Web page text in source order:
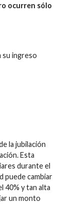
ocurren sólo
su ingreso
la jubilación
Esta
durante el
puede cambiar
40% y tan alta
un monto